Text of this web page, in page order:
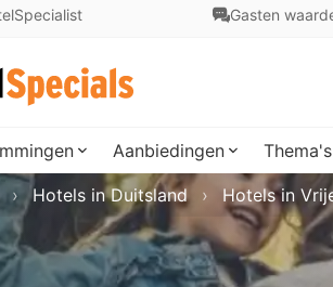
Gasten
Aanbiedingen Thema's
Hotels in Duitsland Hotels in